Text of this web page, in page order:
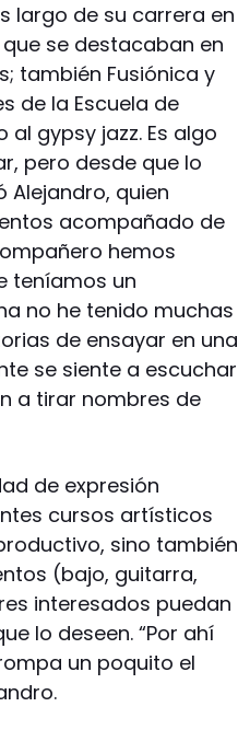
largo de su carrera en
se destacaban en
también Fusiónica y
de la Escuela de
gypsy jazz. Es algo
pero desde que lo
Alejandro, quien
acompañado de
hemos
teníamos un
no he tenido muchas
de ensayar en una
se siente a escuchar
a tirar nombres de
de expresión
cursos artísticos
sino también
(bajo, guitarra,
interesados puedan
lo deseen. “Por ahí
un poquito el